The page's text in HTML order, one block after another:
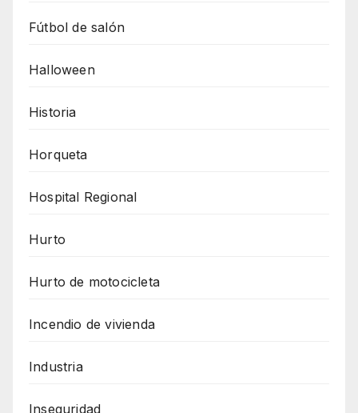
Fútbol de salón
Halloween
Historia
Horqueta
Hospital Regional
Hurto
Hurto de motocicleta
Incendio de vivienda
Industria
Inseguridad